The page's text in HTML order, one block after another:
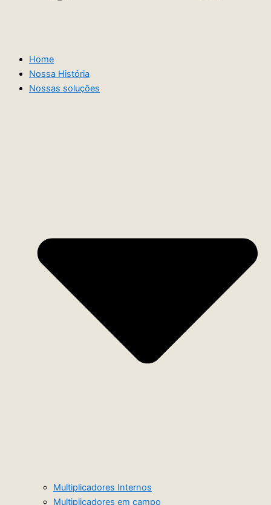
Home
Nossa História
Nossas soluções
Multiplicadores Internos
Multiplicadores em campo